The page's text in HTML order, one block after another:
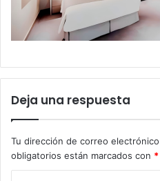
Deja una respuesta
Tu dirección de correo
obligatorios están marcados con *